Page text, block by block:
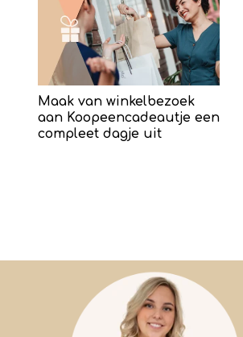
Maak van winkelbezoek
aan Koopeencadeautje een
compleet dagje uit